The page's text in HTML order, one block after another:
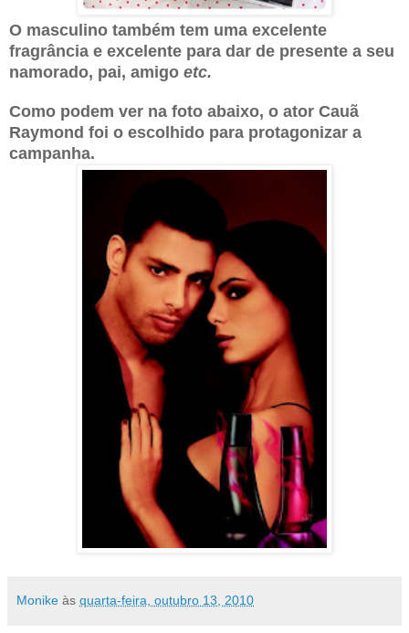
O masculino também tem uma excelente
fragrância e excelente para dar de presente a seu
namorado, pai, amigo etc.
Como podem ver na foto abaixo, o ator Cauã
Raymond foi o escolhido para protagonizar a
campanha.
Monike às quarta-feira, outubro 13, 2010